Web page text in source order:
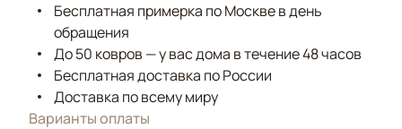
Бесплатная примерка по Москве в день
обращения
До 50 ковров — у вас дома в течение 48 часов
Бесплатная доставка по России
Доставка по всему миру
Варианты оплаты